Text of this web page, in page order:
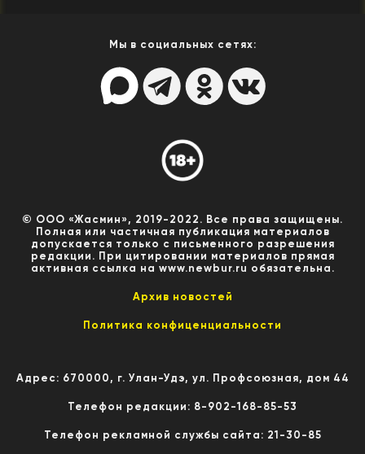
Мы в социальных сетях:
© ООО «Жасмин», 2019-2022. Все права защищены.
Полная или частичная публикация материалов
допускается только с письменного разрешения
редакции. При цитировании материалов прямая
активная ссылка на www.newbur.ru обязательна.
Архив новостей
Политика конфиценциальности
Адрес: 670000, г. Улан-Удэ, ул. Профсоюзная, дом 44
Телефон редакции: 8-902-168-85-53
Телефон рекламной службы сайта: 21-30-85